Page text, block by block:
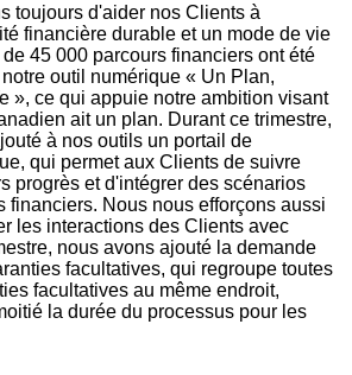
toujours d'aider nos Clients à
financière durable et un mode de vie
45 000 parcours financiers ont été
outil numérique « Un Plan,
», ce qui appuie notre ambition visant
ait un plan. Durant ce trimestre,
à nos outils un portail de
qui permet aux Clients de suivre
progrès et d'intégrer des scénarios
financiers. Nous nous efforçons aussi
les interactions des Clients avec
nous avons ajouté la demande
facultatives, qui regroupe toutes
facultatives au même endroit,
la durée du processus pour les